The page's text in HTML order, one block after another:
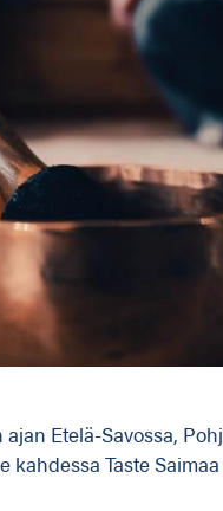
Etelä-Savossa,
Taste